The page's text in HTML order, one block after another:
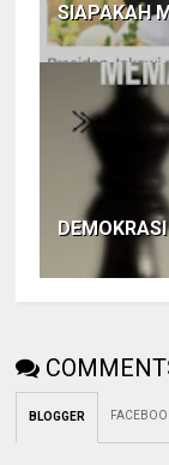
SIAPAKAH
BLOGGER